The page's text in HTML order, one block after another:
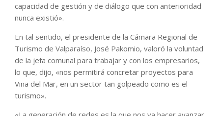
capacidad de gestión y de diálogo que con anterioridad
nunca existió».
En tal sentido, el presidente de la Cámara Regional de
Turismo de Valparaíso, José Pakomio, valoró la voluntad
de la jefa comunal para trabajar y con los empresarios,
lo que, dijo, «nos permitirá concretar proyectos para
Viña del Mar, en un sector tan golpeado como es el
turismo».